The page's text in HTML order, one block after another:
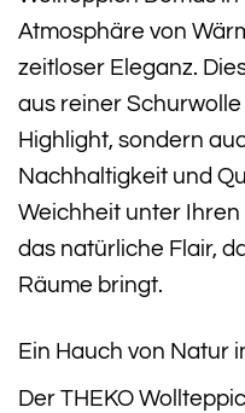
Atmosphäre von
zeitloser Eleganz.
aus reiner
Highlight, sondern
Nachhaltigkeit und
Weichheit unter
das natürliche Flair,
Räume bringt.
Ein Hauch von Natur
Der THEKO